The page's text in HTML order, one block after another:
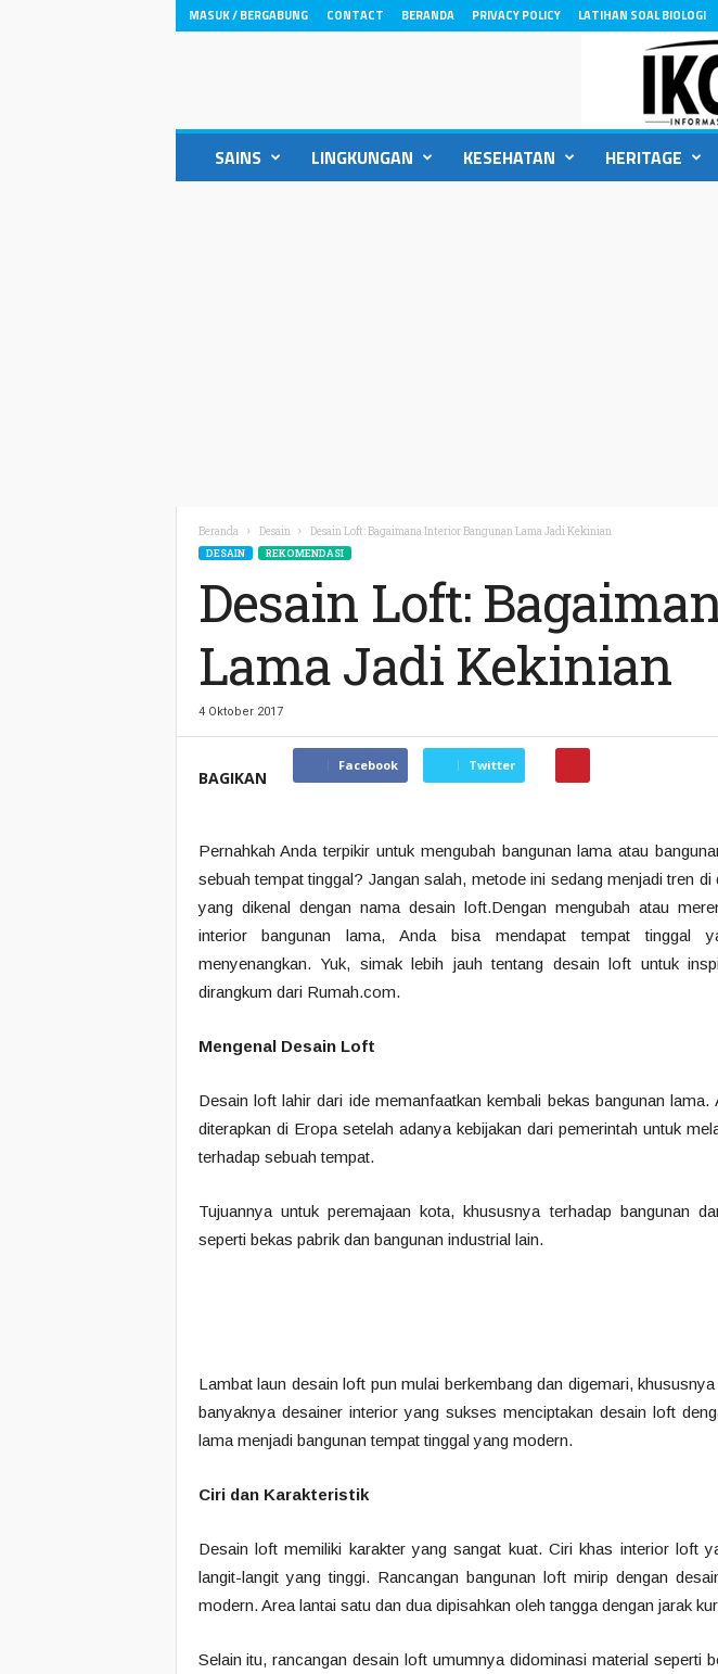
MASUK / BERGABUNG CONTACT BERANDA PRIVACY POLICY LATIHAN SOAL BIOLOGI
SAINS LINGKUNGAN KESEHATAN HERITAGE
Beranda Desain Desain Loft: Bagaimana Interior Bangunan Lama Jadi Kekinian
DESAIN REKOMENDASI
Desain Loft:
Lama Jadi Kekinian
4 Oktober 2017
BAGIKAN
Facebook Twitter
Pernahkah Anda terpikir untuk mengubah bangunan lama atau
sebuah tempat tinggal? Jangan salah, metode ini sedang menjadi tren di
yang dikenal dengan nama desain loft.Dengan mengubah atau
interior bangunan lama, Anda bisa mendapat tempat tinggal
menyenangkan. Yuk, simak lebih jauh tentang desain loft untuk
dirangkum dari Rumah.com.
Mengenal Desain Loft
Desain loft lahir dari ide memanfaatkan kembali bekas bangunan lama.
diterapkan di Eropa setelah adanya kebijakan dari pemerintah untuk
terhadap sebuah tempat.
Tujuannya untuk peremajaan kota, khususnya terhadap bangunan
seperti bekas pabrik dan bangunan industrial lain.
Lambat laun desain loft pun mulai berkembang dan digemari,
banyaknya desainer interior yang sukses menciptakan desain loft
lama menjadi bangunan tempat tinggal yang modern.
Ciri dan Karakteristik
Desain loft memiliki karakter yang sangat kuat. Ciri khas interior loft
langit-langit yang tinggi. Rancangan bangunan loft mirip dengan
modern. Area lantai satu dan dua dipisahkan oleh tangga dengan jarak
Selain itu, rancangan desain loft umumnya didominasi material seperti